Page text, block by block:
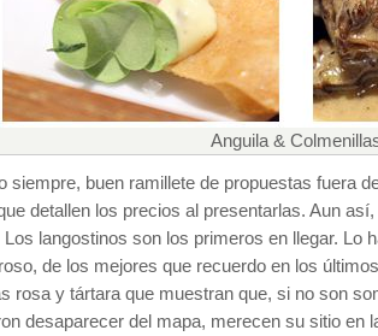
Anguila &
siempre, buen ramillete de propuestas fuera
detallen los precios al presentarlas. Aun
Los langostinos son los primeros en llegar. Lo
de los mejores que recuerdo en los
rosa y tártara que muestran que, si no son
desaparecer del mapa, merecen su sitio en